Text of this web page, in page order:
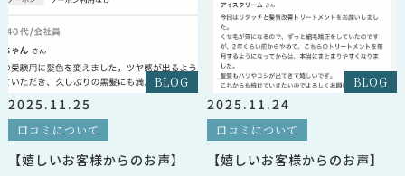
BLOG
2025.11.25
口コミについて
【嬉しいお客様からのお声】
BLOG
2025.11.24
口コミについて
【嬉しいお客様からのお声】